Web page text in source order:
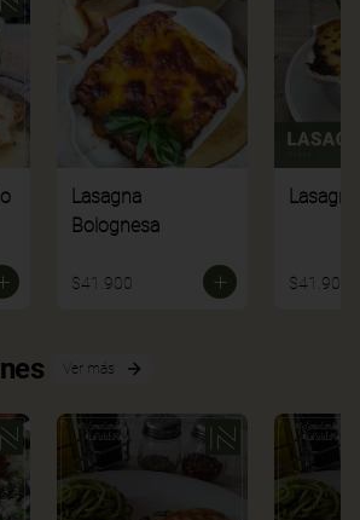
Lasagna
Bolognesa
$41.900 $41.900
Ver más